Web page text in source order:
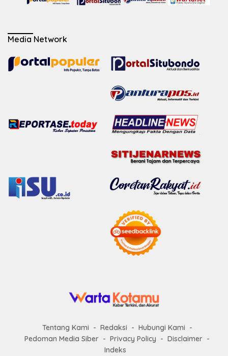
Media Network
Tentang Kami Redaksi
Hubungi Kami
Pedoman Media Siber
Privacy Policy
Disclaimer
Indeks